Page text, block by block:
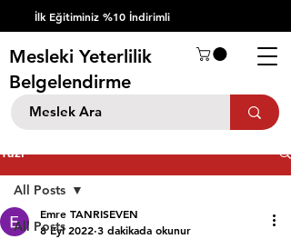
İlk Eğitiminiz %10 İndirimli
Mesleki Yeterlilik
Belgelendirme
Yazı
All Posts
All Posts
Emre TANRISEVEN
8 Eyl 2022 3 dakikada okunur